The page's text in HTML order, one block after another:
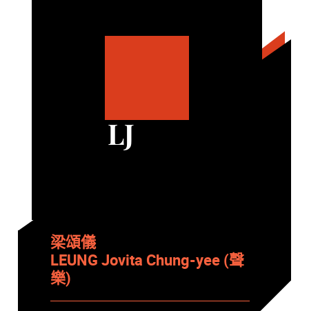
LJ
梁頌儀
LEUNG Jovita Chung-yee (聲
樂)